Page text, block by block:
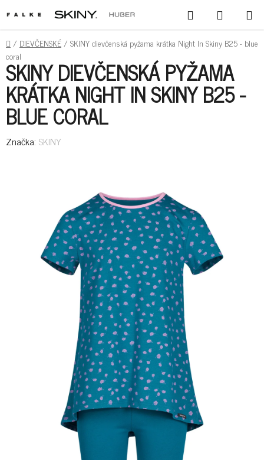
NA
OBSAH
HĽADAŤ
KOŠÍK
DOMOV
/ DIEVČENSKÉ/ SKINY dievčenská pyžama krátka Night In Skiny B25 - blue
coral
SKINY DIEVČENSKÁ PYŽAMA
KRÁTKA NIGHT IN SKINY B25 -
BLUE CORAL
Značka: SKINY